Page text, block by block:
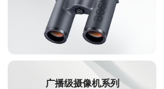
广播级摄像机系列